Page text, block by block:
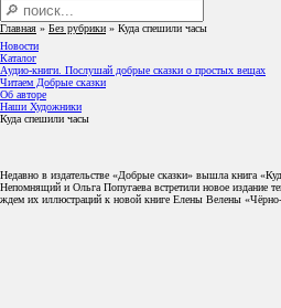
Главная » Без рубрики » Куда спешили часы
Новости
Каталог
Аудио-книги. Послушай добрые сказки о простых вещах
Читаем Добрые сказки
Об авторе
Наши Художники
Куда спешили часы
Недавно в издательстве «Добрые сказки» вышла книга
Непомнящий и Ольга Попугаева встретили новое издание
ждем их иллюстраций к новой книге Елены Велены